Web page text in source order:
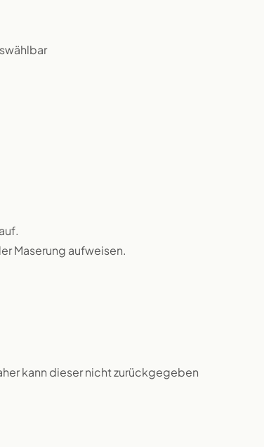
Maserung aufweisen.
kann dieser nicht zurückgegeben